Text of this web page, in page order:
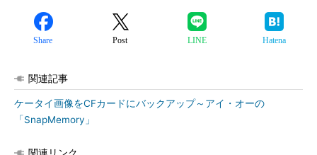
Share Post LINE Hatena
関連記事
ケータイ画像をCFカードにバックアップ～アイ・オーの
「SnapMemory」
関連リンク